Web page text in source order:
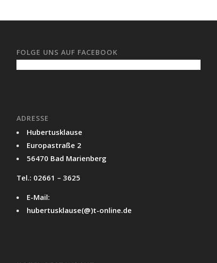
FOLGE UNS AUF FACEBOOK
ADRESSE
Hubertusklause
Europastraße 2
56470 Bad Marienberg
Tel.: 02661 – 3625
E-Mail:
hubertusklause(@)t-online.de